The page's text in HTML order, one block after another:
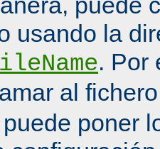
usando la
. Por
al
poner